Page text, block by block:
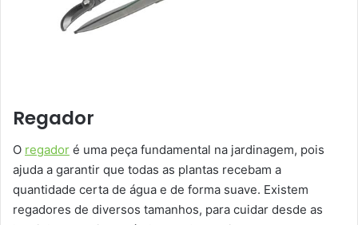
Regador
O regador é uma peça fundamental na jardinagem, pois
ajuda a garantir que todas as plantas recebam a
quantidade certa de água e de forma suave. Existem
regadores de diversos tamanhos, para cuidar desde as